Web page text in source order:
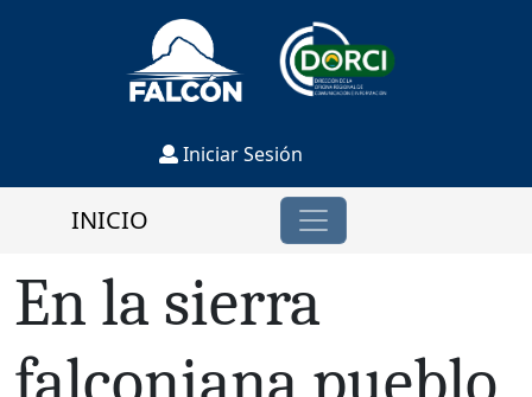
Iniciar Sesión
INICIO
En la sierra